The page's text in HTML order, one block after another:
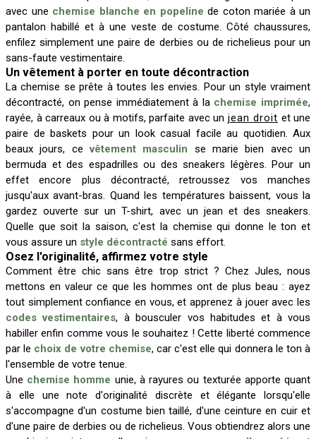
avec une chemise blanche en popeline de coton mariée à un
pantalon habillé et à une veste de costume. Côté chaussures,
enfilez simplement une paire de derbies ou de richelieus pour un
sans-faute vestimentaire.
Un vêtement à porter en toute décontraction
La chemise se prête à toutes les envies. Pour un style vraiment
décontracté, on pense immédiatement à la chemise imprimée,
rayée, à carreaux ou à motifs, parfaite avec un jean droit et une
paire de baskets pour un look casual facile au quotidien. Aux
beaux jours, cevêtement masculin se marie bien avec un
bermuda et des espadrilles ou des sneakers légères. Pour un
effet encore plus décontracté, retroussez vos manches
jusqu'aux avant-bras. Quand les températures baissent, vous la
gardez ouverte sur un T-shirt, avec un jean et des sneakers.
Quelle que soit la saison, c'est la chemise qui donne le ton et
vous assure un style décontracté sans effort.
Osez l'originalité, affirmez votre style
Comment être chic sans être trop strict ? Chez Jules, nous
mettons en valeur ce que les hommes ont de plus beau : ayez
tout simplement confiance en vous, et apprenez à jouer avec les
codes vestimentaires, à bousculer vos habitudes et à vous
habiller enfin comme vous le souhaitez ! Cette liberté commence
par le choix de votre chemise, car c'est elle qui donnera le ton à
l'ensemble de votre tenue.
Une chemise homme unie, à rayures ou texturée apporte quant
à elle une note d'originalité discrète et élégante lorsqu'elle
s'accompagne d'un costume bien taillé, d'une ceinture en cuir et
d'une paire de derbies ou de richelieus. Vous obtiendrez alors une